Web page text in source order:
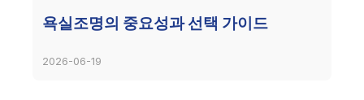
욕실조명의 중요성과 선택 가이드
2026-06-19